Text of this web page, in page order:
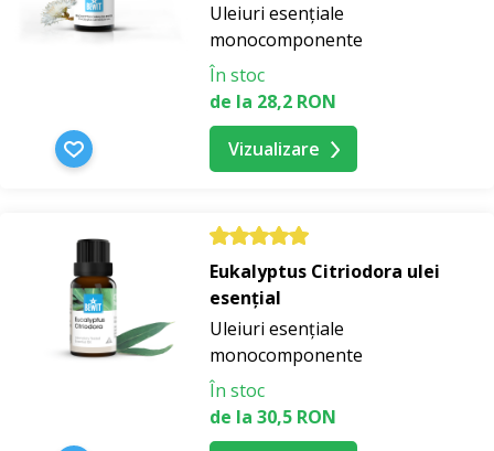
Uleiuri esențiale
monocomponente
În stoc
de la 28,2 RON
Vizualizare
Eukalyptus Citriodora ulei
esențial
Uleiuri esențiale
monocomponente
În stoc
de la 30,5 RON